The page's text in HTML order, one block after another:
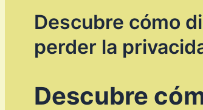
Descubre cómo
perder la
Descubre